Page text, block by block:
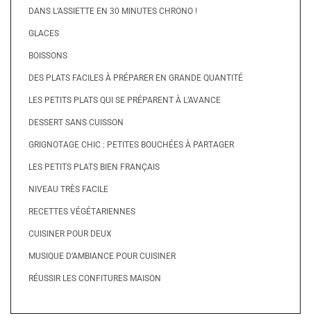
DANS L’ASSIETTE EN 30 MINUTES CHRONO !
GLACES
BOISSONS
DES PLATS FACILES À PRÉPARER EN GRANDE QUANTITÉ
LES PETITS PLATS QUI SE PRÉPARENT À L’AVANCE
DESSERT SANS CUISSON
GRIGNOTAGE CHIC : PETITES BOUCHÉES À PARTAGER
LES PETITS PLATS BIEN FRANÇAIS
NIVEAU TRÈS FACILE
RECETTES VÉGÉTARIENNES
CUISINER POUR DEUX
MUSIQUE D’AMBIANCE POUR CUISINER
RÉUSSIR LES CONFITURES MAISON